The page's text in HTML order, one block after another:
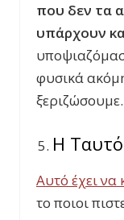
που δεν τα
υπάρχουν
φυσικά
ξεριζώσουμε.
Η
Αυτό έχει να
το ποιοι